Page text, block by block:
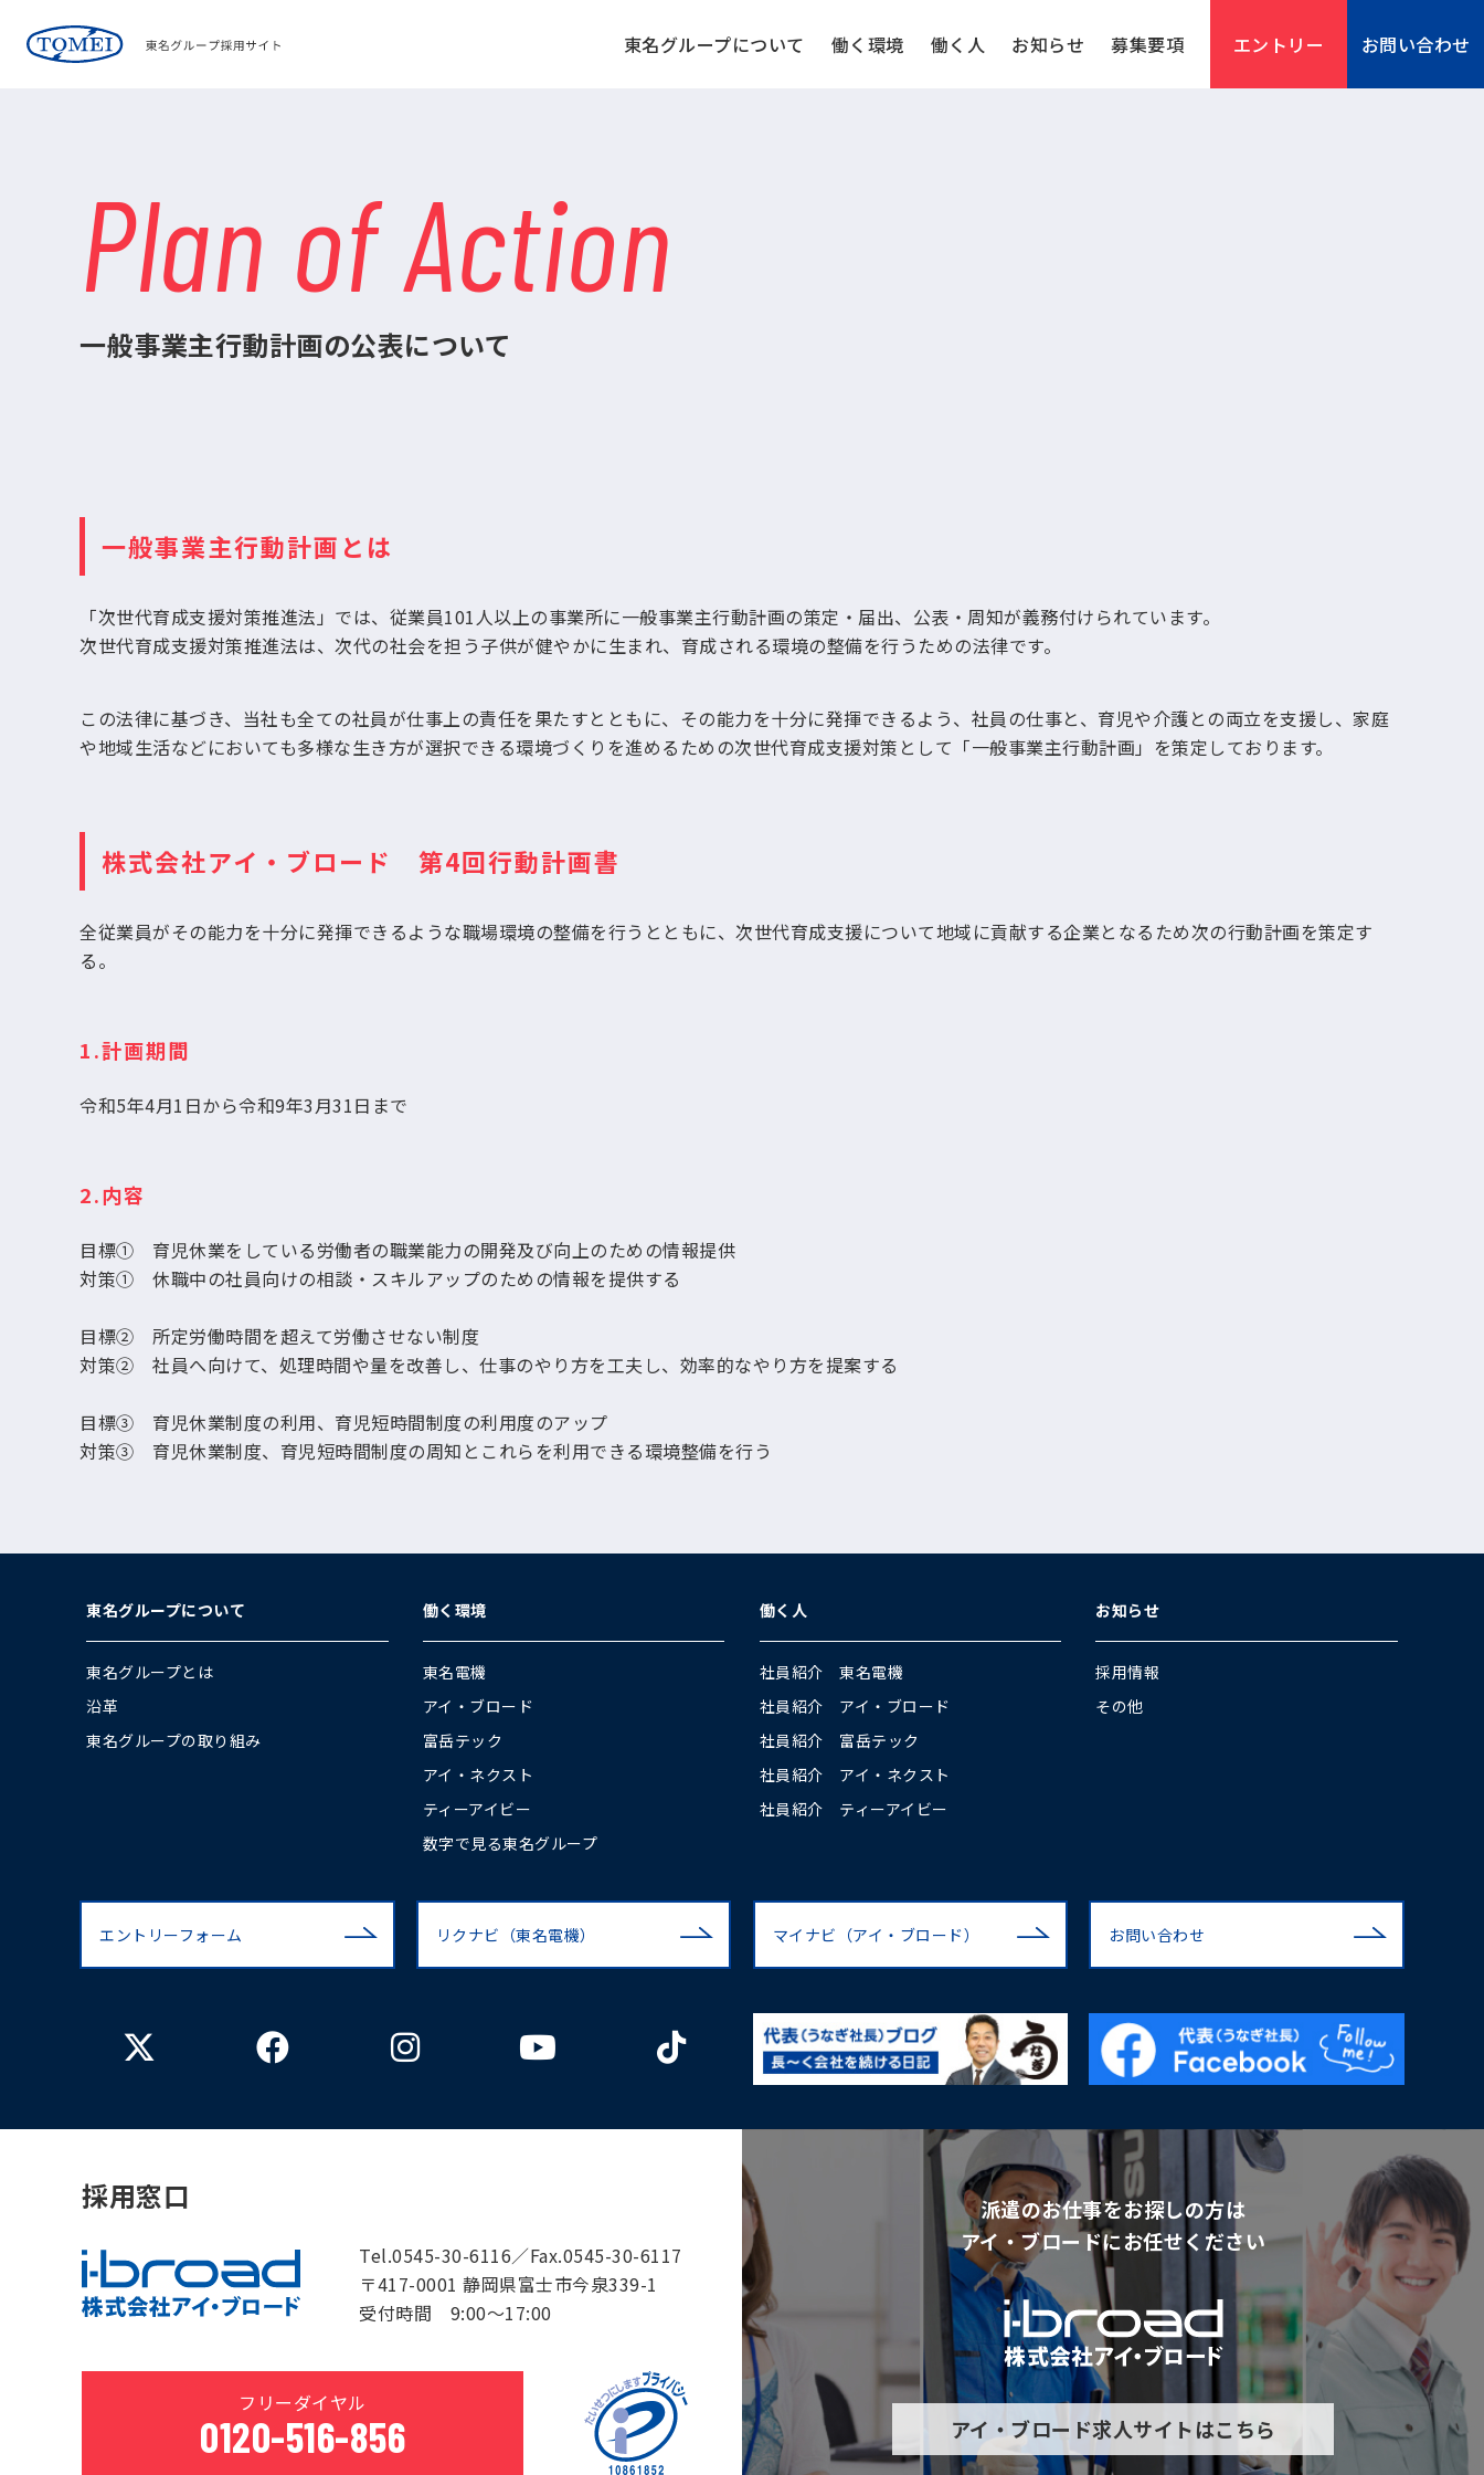
東名グループについて 働く環境 働く人 お知らせ 募集要項 エントリー お問い合わせ
Plan of Action
一般事業主行動計画の公表について
一般事業主行動計画とは
「次世代育成支援対策推進法」では、従業員101人以上の事業所に一般事業主行動計画の策定・届出、公表・周知が義務付けられています。
次世代育成支援対策推進法は、次代の社会を担う子供が健やかに生まれ、育成される環境の整備を行うための法律です。
この法律に基づき、当社も全ての社員が仕事上の責任を果たすとともに、その能力を十分に発揮できるよう、社員の仕事と、育児や介護との両立を支援し、家庭
や地域生活などにおいても多様な生き方が選択できる環境づくりを進めるための次世代育成支援対策として「一般事業主行動計画」を策定しております。
株式会社アイ・ブロード 第4回行動計画書
全従業員がその能力を十分に発揮できるような職場環境の整備を行うとともに、次世代育成支援について地域に貢献する企業となるため次の行動計画を策定す
る。
1.計画期間
令和5年4月1日から令和9年3月31日まで
2.内容
目標① 育児休業をしている労働者の職業能力の開発及び向上のための情報提供
対策① 休職中の社員向けの相談・スキルアップのための情報を提供する
目標② 所定労働時間を超えて労働させない制度
対策② 社員へ向けて、処理時間や量を改善し、仕事のやり方を工夫し、効率的なやり方を提案する
目標③ 育児休業制度の利用、育児短時間制度の利用度のアップ
対策③ 育児休業制度、育児短時間制度の周知とこれらを利用できる環境整備を行う
東名グループについて
東名グループとは
沿革
東名グループの取り組み
働く環境
東名電機
アイ・ブロード
富岳テック
アイ・ネクスト
ティーアイビー
数字で見る東名グループ
働く人
社員紹介 東名電機
社員紹介 アイ・ブロード
社員紹介 富岳テック
社員紹介 アイ・ネクスト
社員紹介 ティーアイビー
お知らせ
採用情報
その他
エントリーフォーム リクナビ（東名電機） マイナビ（アイ・ブロード） お問い合わせ
採用窓口
Tel.0545-30-6116／Fax.0545-30-6117
〒417-0001 静岡県富士市今泉339-1
受付時間 9:00～17:00
フリーダイヤル
0120-516-856
派遣のお仕事をお探しの方は
アイ・ブロードにお任せください
アイ・ブロード求人サイトはこちら